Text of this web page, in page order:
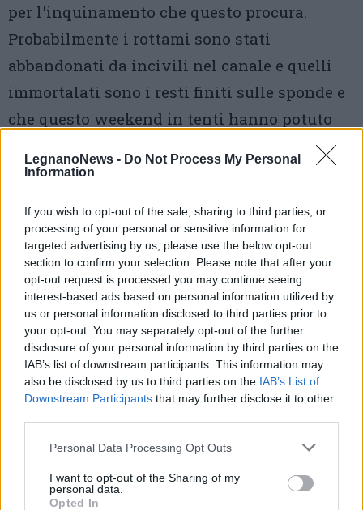
LegnanoNews - Do Not Process My Personal
Information
If you wish to opt-out of the sale, sharing to third parties, or
processing of your personal or sensitive information for
targeted advertising by us, please use the below opt-out
section to confirm your selection. Please note that after your
opt-out request is processed you may continue seeing
interest-based ads based on personal information utilized by
us or personal information disclosed to third parties prior to
your opt-out. You may separately opt-out of the further
disclosure of your personal information by third parties on the
IAB’s list of downstream participants. This information may
also be disclosed by us to third parties on the IAB’s List of
Downstream Participants that may further disclose it to other
Personal Data Processing Opt Outs
I want to opt-out of the Sharing of my
personal data.
Opted In
per l'inquinamento che questo procura.
Probabilmente i rottami sono stati
abbandonati da incivili nel canale e quelli
immortalati sono i resti finiti sulle sponde e
che questo weekend in tenti hanno potuto
Pubblicato da Redazione 17 Febbraio 2019